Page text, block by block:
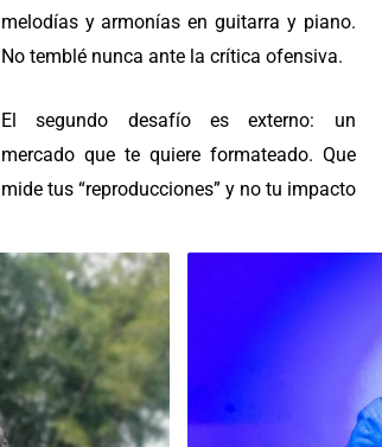
melodías y armonías en guitarra y piano.
No temblé nunca ante la crítica ofensiva.
El segundo desafío es externo: un
mercado que te quiere formateado. Que
mide tus “reproducciones” y no tu impacto